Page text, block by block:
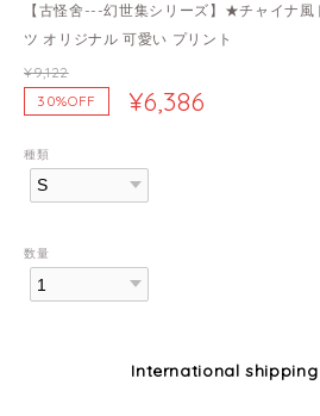
【古怪舍---幻世集シリーズ】★チャイナ
ツ オリジナル 可愛い プリント
¥9,122
30%OFF
¥6,386
種類
数量
International